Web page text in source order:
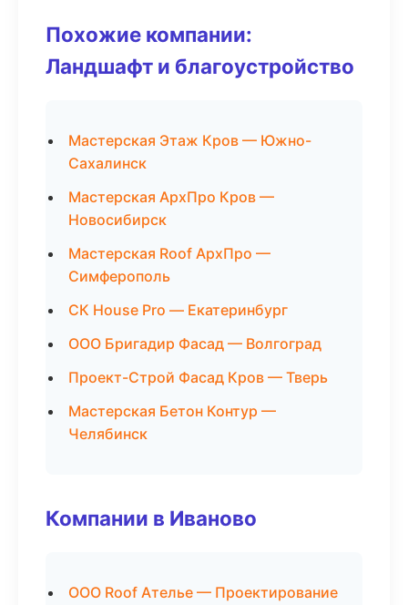
Похожие компании:
Ландшафт и благоустройство
Мастерская Этаж Кров — Южно-
Сахалинск
Мастерская АрхПро Кров —
Новосибирск
Мастерская Roof АрхПро —
Симферополь
СК House Pro — Екатеринбург
ООО Бригадир Фасад — Волгоград
Проект-Строй Фасад Кров — Тверь
Мастерская Бетон Контур —
Челябинск
Компании в Иваново
ООО Roof Ателье — Проектирование